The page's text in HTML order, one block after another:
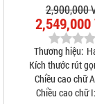
2,900,000
Thương hiệu:
Kích thước rút
Chiều cao chữ
Chiều cao chữ I: